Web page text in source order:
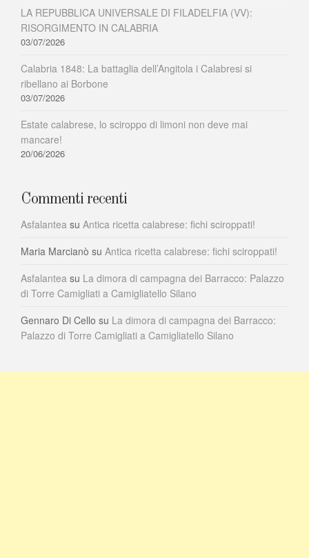
LA REPUBBLICA UNIVERSALE DI FILADELFIA (VV):
RISORGIMENTO IN CALABRIA
03/07/2026
Calabria 1848: La battaglia dell’Angitola i Calabresi si
ribellano ai Borbone
03/07/2026
Estate calabrese, lo sciroppo di limoni non deve mai
mancare!
20/06/2026
Commenti recenti
Asfalantea su Antica ricetta calabrese: fichi sciroppati!
Maria Marcianò su Antica ricetta calabrese: fichi sciroppati!
Asfalantea su La dimora di campagna dei Barracco: Palazzo
di Torre Camigliati a Camigliatello Silano
Gennaro Di Cello su La dimora di campagna dei Barracco:
Palazzo di Torre Camigliati a Camigliatello Silano